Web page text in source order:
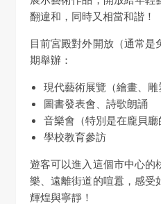
翻違和，同時又相當和諧！
目前宮殿對外開放（通常是
期舉辦：
現代藝術展覽（繪畫、雕
圖書發表會、詩歌朗誦
音樂會（特別是在龐貝
學校教育參訪
遊客可以進入這個市中心的
樂、遠離街道的喧囂，感受
輝煌與寧靜！